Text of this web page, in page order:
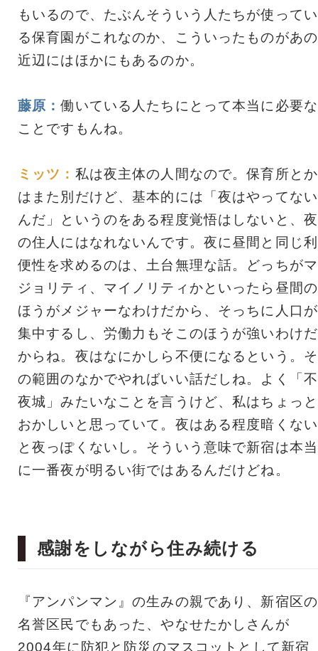
もいるので、たぶんそういう人たちが使ってい
る保育園がこれなのか、こういったものがあの
近辺にはほかにもあるのか。
藤原：働いている人たちにとって本当に必要な
ことですもんね。
ミッツ： 私は夜主体の人間なので。保育所とか
はまた別だけど、基本的には「夜はやってない
んだ」というのをある程度覚悟はしないと、夜
の住人にはなれないんです。夜に昼間と同じ利
便性を求めるのは、土台無理な話。どっちがマ
ジョリティ、マイノリティかといったら昼間の
ほうがメジャーなわけだから、そっちに人口が
集中するし、労働力もそこのほうが強いわけだ
からね。夜はなにかしら不便になるという。そ
の範囲のなかでやればいい話だしね。よく「不
夜城」みたいなことを言うけど、私はちょっと
おかしいと思っていて。夜はある程度暗くない
と夜っぽくないし。そういう意味で新宿は本当
に一番夜が明るい街ではあるんだけどね。
感謝をしながら住み続ける
『アンパンマン』の生みの親であり、新宿区の
名誉区民でもあった、やなせたかしさんが
2004年に防犯と防災のマスコットとして新宿